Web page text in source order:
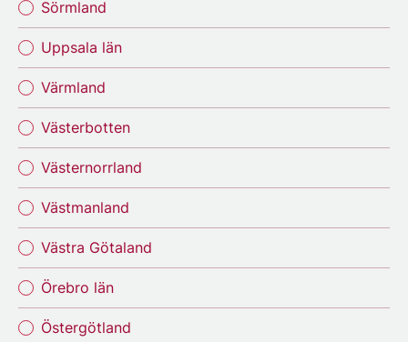
Sörmland
Uppsala län
Värmland
Västerbotten
Västernorrland
Västmanland
Västra Götaland
Örebro län
Östergötland